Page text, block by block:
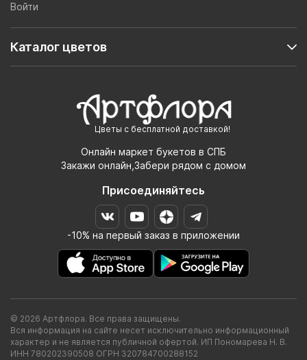
Цветы с бесплатной доставкой!
Онлайн маркет букетов в СПБ
Закажи онлайн,Забери рядом с домом
Присоединяйтесь
-10% на первый заказ в приложении
Войти
Каталог цветов
© 2026 Артфлора. Все права защищены.
Вся информация на сайте несет исключительно информационный
характер и не является публичной офертой. ИП Пономарева Н. В.
ИНН 780202390508 ОГРН 320784700288152